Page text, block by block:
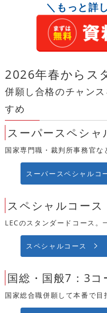
＼もっと詳
2026年春からス
併願し合格のチャン
すめ
スーパースペシャ
国家専門職・裁判所事務官な
スーパースペシャルコ
スペシャルコース
LECのスタンダードコース。
スペシャルコース
国総・国般7：3コ
国家総合職併願して本番で目